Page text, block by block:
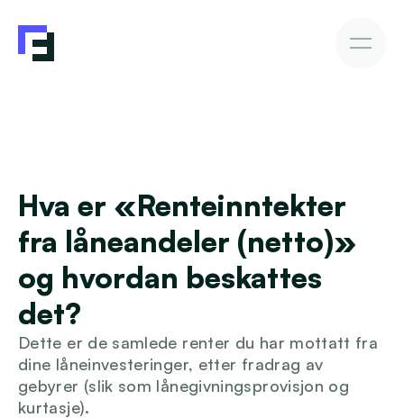
Finansiering
For investorer
Kunnskap
Bli investor
Hva er «Renteinntekter
fra låneandeler (netto)»
og hvordan beskattes
det?
Dette er de samlede renter du har mottatt fra
dine låneinvesteringer, etter fradrag av
gebyrer (slik som lånegivningsprovisjon og
kurtasje).